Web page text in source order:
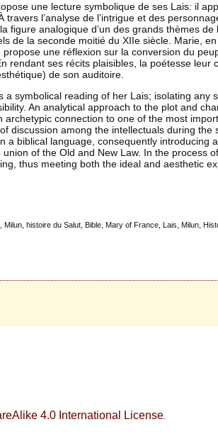
une lecture symbolique de ses Lais: il
l’analyse de l’intrigue et des
figure analogique d’un des grands thèmes de
de la seconde moitié du XIIe siècle. Marie,
une réflexion sur la conversion du
rendant ses récits plaisibles, la poétesse leur
de son auditoire.
symbolical reading of her Lais; isolating any
An analytical approach to the plot and
connection to one of the most
discussion among the intellectuals during the
a biblical language, consequently introducing
of the Old and New Law. In the process
thus meeting both the ideal and aesthetic
histoire du Salut, Bible, Mary of France, Lais, Milun,
4.0 International License